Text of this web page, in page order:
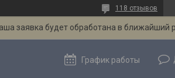
118 отзывов
заявка будет обработана в ближайший
График работы